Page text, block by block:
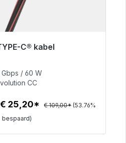
C® kabel
48 uur*
Details
Gbps / 60 W
CC
25,20* € 109,00* (53.76%
bespaard)